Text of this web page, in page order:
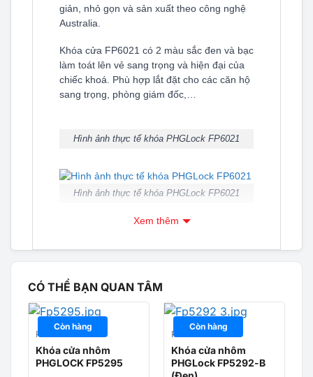
giản, nhỏ gọn và sản xuất theo công nghệ
Australia.
Khóa cửa FP6021 có 2 màu sắc đen và bạc
làm toát lên vẻ sang trọng và hiện đại của
chiếc khoá. Phù hợp lắt đặt cho các căn hộ
sang trọng, phòng giám đốc,…
Hình ảnh thực tế khóa PHGLock FP6021
Hình ảnh thực tế khóa PHGLock FP6021
Ngoài những tiện lợi trong cách mở cửa,
FP6011 còn có những tính năng nổi bật
như:
Tự đổi tay nắm theo nhu cầu
Chức năng
khóa đôi và khóa bằng 3
Báo pin yếu và có cổng kết nối sạc dự
Xem thêm
CÓ THỂ BẠN QUAN TÂM
Còn hàng
PHGLOCK
Khóa cửa nhôm
PHGLOCK FP5295
Còn hàng
PHGLOCK
Khóa cửa nhôm
PHGLock FP5292-B